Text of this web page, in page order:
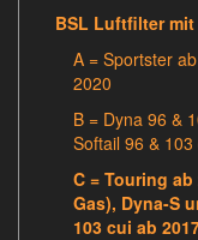
BSL Luftfilter
A = Sportster
2020
B = Dyna 96 &
Softail 96 &
C = Touring
Gas), Dyna-S
103 cui ab